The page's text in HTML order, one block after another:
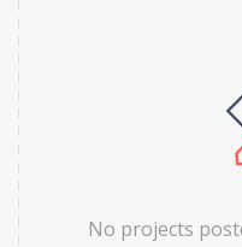
No projects